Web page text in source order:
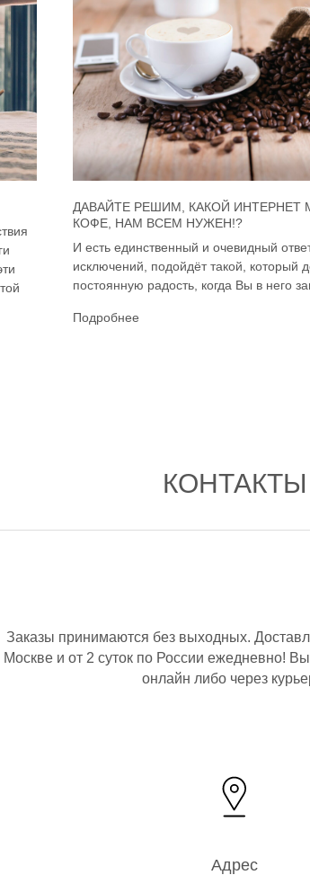
ДАВАЙТЕ РЕШИМ, КАКОЙ ИНТЕРНЕТ
КОФЕ, НАМ ВСЕМ НУЖЕН!?
И есть единственный и очевидный
исключений, подойдёт такой, который
постоянную радость, когда Вы в него
Подробнее
КОНТАКТЫ
Заказы принимаются без выходных.
Москве и от 2 суток по России ежедневно!
онлайн либо через
Адрес